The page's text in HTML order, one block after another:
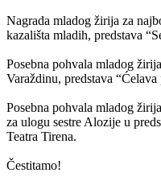
Nagrada mladog žirija za
kazališta mladih, predstava
Posebna pohvala mladog
Varaždinu, predstava “Ćelava
Posebna pohvala mladog
za ulogu sestre Alozije u
Teatra Tirena.
Čestitamo!